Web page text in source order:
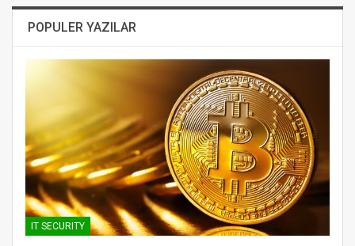
POPULER YAZILAR
IT SECURITY